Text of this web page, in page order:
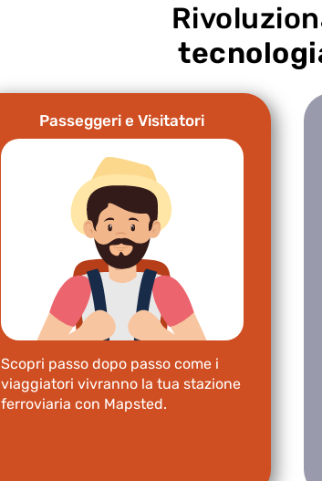
Passeggeri e Visitatori
Scopri passo dopo passo come i
viaggiatori vivranno la tua stazione
ferroviaria con Mapsted.